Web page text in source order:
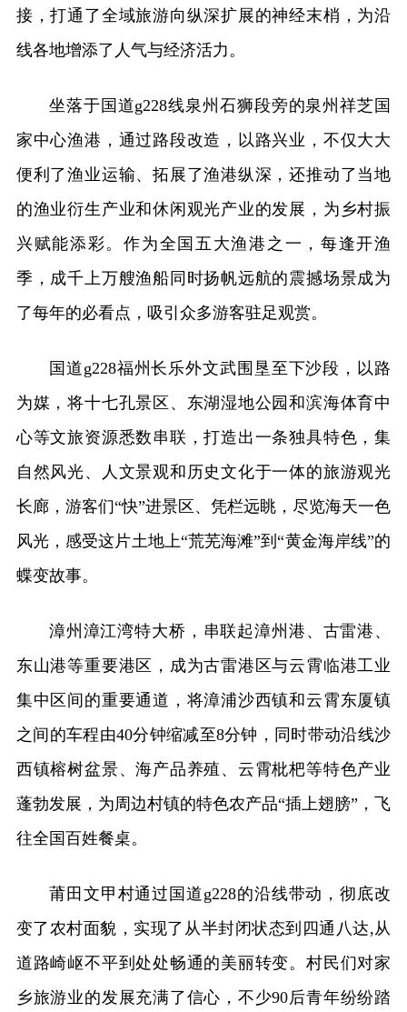
接，打通了全域旅游向纵深扩展的神经末梢，为沿
线各地增添了人气与经济活力。
坐落于国道g228线泉州石狮段旁的泉州祥芝国
家中心渔港，通过路段改造，以路兴业，不仅大大
便利了渔业运输、拓展了渔港纵深，还推动了当地
的渔业衍生产业和休闲观光产业的发展，为乡村振
兴赋能添彩。作为全国五大渔港之一，每逢开渔
季，成千上万艘渔船同时扬帆远航的震撼场景成为
了每年的必看点，吸引众多游客驻足观赏。
国道g228福州长乐外文武围垦至下沙段，以路
为媒，将十七孔景区、东湖湿地公园和滨海体育中
心等文旅资源悉数串联，打造出一条独具特色，集
自然风光、人文景观和历史文化于一体的旅游观光
长廊，游客们“快”进景区、凭栏远眺，尽览海天一色
风光，感受这片土地上“荒芜海滩”到“黄金海岸线”的
蝶变故事。
漳州漳江湾特大桥，串联起漳州港、古雷港、
东山港等重要港区，成为古雷港区与云霄临港工业
集中区间的重要通道，将漳浦沙西镇和云霄东厦镇
之间的车程由40分钟缩减至8分钟，同时带动沿线沙
西镇榕树盆景、海产品养殖、云霄枇杷等特色产业
蓬勃发展，为周边村镇的特色农产品“插上翅膀”，飞
往全国百姓餐桌。
莆田文甲村通过国道g228的沿线带动，彻底改
变了农村面貌，实现了从半封闭状态到四通八达,从
道路崎岖不平到处处畅通的美丽转变。村民们对家
乡旅游业的发展充满了信心，不少90后青年纷纷踏